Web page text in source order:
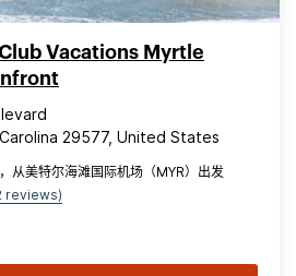
Vacations Myrtle
29577, United States
从美特尔海滩国际机场（MYR）出发
reviews)